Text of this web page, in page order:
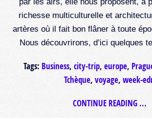
richesse multiculturelle et
artères où il fait bon flâner à toute
Nous découvrirons, d’ici quelques
Tags: Business, city-trip, europe,
Tchèque, voyage, week-
CONTINUE READING ...